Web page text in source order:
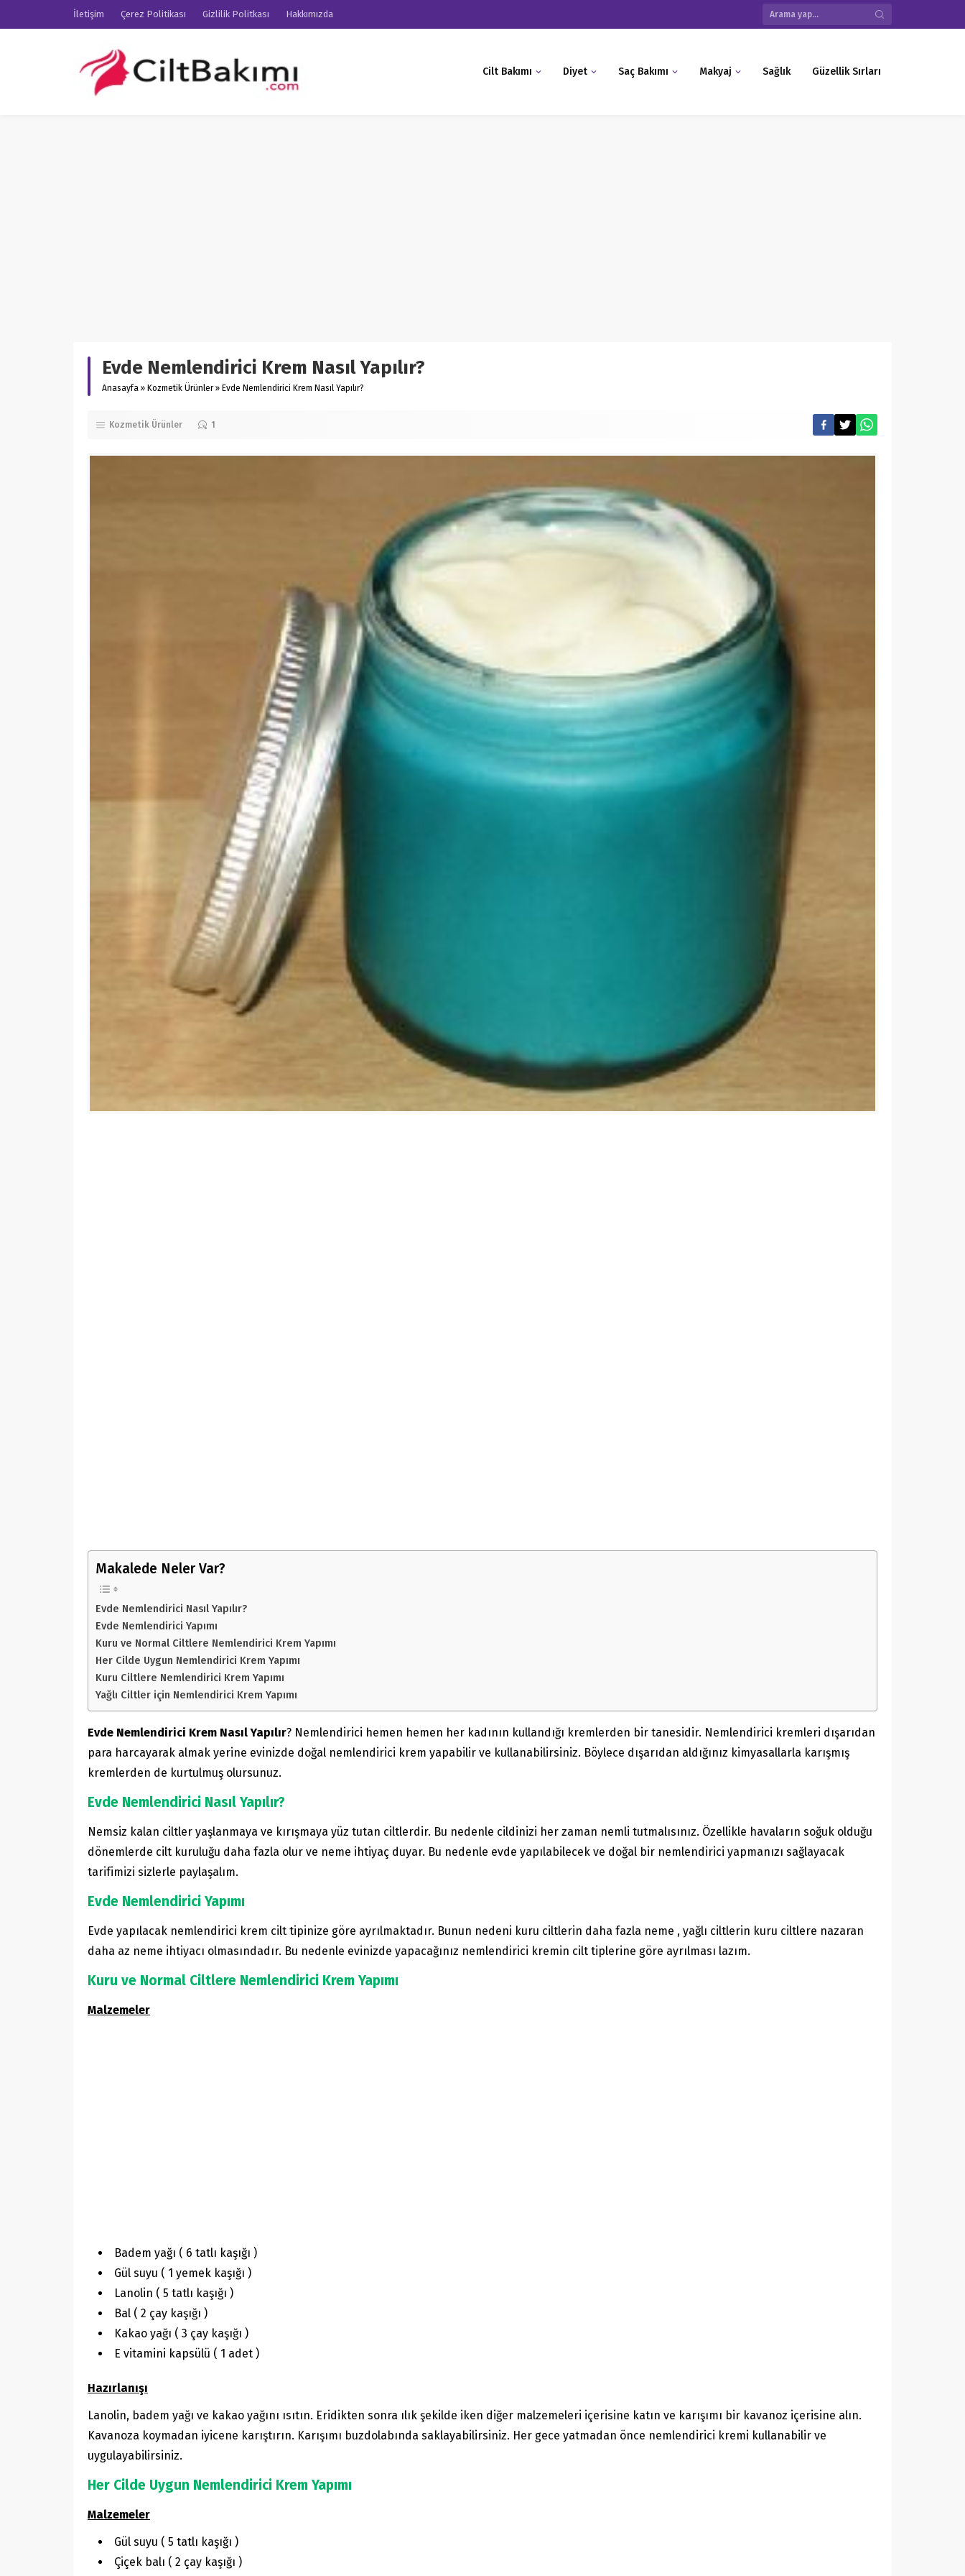
İletişim Çerez Politikası Gizlilik Politkası Hakkımızda
Cilt Bakımı Diyet Saç Bakımı Makyaj Sağlık Güzellik Sırları
Evde Nemlendirici Krem Nasıl Yapılır?
Anasayfa » Kozmetik Ürünler » Evde Nemlendirici Krem Nasıl Yapılır?
Kozmetik Ürünler 1
Makalede Neler Var?
Evde Nemlendirici Nasıl Yapılır?
Evde Nemlendirici Yapımı
Kuru ve Normal Ciltlere Nemlendirici Krem Yapımı
Her Cilde Uygun Nemlendirici Krem Yapımı
Kuru Ciltlere Nemlendirici Krem Yapımı
Yağlı Ciltler için Nemlendirici Krem Yapımı
Evde Nemlendirici Krem Nasıl Yapılır? Nemlendirici hemen hemen her kadının kullandığı kremlerden bir tanesidir. Nemlendirici kremleri dışarıdan
para harcayarak almak yerine evinizde doğal nemlendirici krem yapabilir ve kullanabilirsiniz. Böylece dışarıdan aldığınız kimyasallarla karışmış
kremlerden de kurtulmuş olursunuz.
Evde Nemlendirici Nasıl Yapılır?
Nemsiz kalan ciltler yaşlanmaya ve kırışmaya yüz tutan ciltlerdir. Bu nedenle cildinizi her zaman nemli tutmalısınız. Özellikle havaların soğuk olduğu
dönemlerde cilt kuruluğu daha fazla olur ve neme ihtiyaç duyar. Bu nedenle evde yapılabilecek ve doğal bir nemlendirici yapmanızı sağlayacak
tarifimizi sizlerle paylaşalım.
Evde Nemlendirici Yapımı
Evde yapılacak nemlendirici krem cilt tipinize göre ayrılmaktadır. Bunun nedeni kuru ciltlerin daha fazla neme , yağlı ciltlerin kuru ciltlere nazaran
daha az neme ihtiyacı olmasındadır. Bu nedenle evinizde yapacağınız nemlendirici kremin cilt tiplerine göre ayrılması lazım.
Kuru ve Normal Ciltlere Nemlendirici Krem Yapımı
Malzemeler
Badem yağı ( 6 tatlı kaşığı )
Gül suyu ( 1 yemek kaşığı )
Lanolin ( 5 tatlı kaşığı )
Bal ( 2 çay kaşığı )
Kakao yağı ( 3 çay kaşığı )
E vitamini kapsülü ( 1 adet )
Hazırlanışı
Lanolin, badem yağı ve kakao yağını ısıtın. Eridikten sonra ılık şekilde iken diğer malzemeleri içerisine katın ve karışımı bir kavanoz içerisine alın.
Kavanoza koymadan iyicene karıştırın. Karışımı buzdolabında saklayabilirsiniz. Her gece yatmadan önce nemlendirici kremi kullanabilir ve
uygulayabilirsiniz.
Her Cilde Uygun Nemlendirici Krem Yapımı
Malzemeler
Gül suyu ( 5 tatlı kaşığı )
Çiçek balı ( 2 çay kaşığı )